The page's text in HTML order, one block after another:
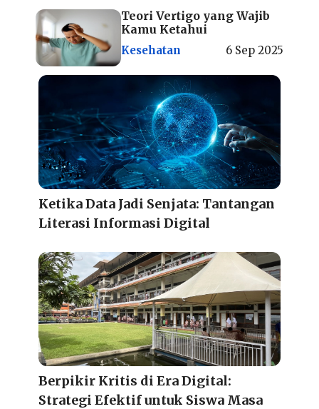
Teori Vertigo yang Wajib
Kamu Ketahui
Kesehatan 6 Sep 2025
Ketika Data Jadi Senjata: Tantangan
Literasi Informasi Digital
Berpikir Kritis di Era Digital:
Strategi Efektif untuk Siswa Masa